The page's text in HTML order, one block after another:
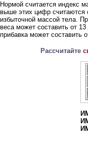
Нормой считается индекс
выше этих цифр считаются
избыточной массой тела.
веса может составить от
прибавка может составить
Рассчитайте